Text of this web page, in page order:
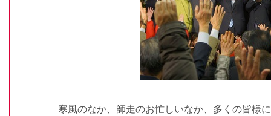
寒風のなか、師走のお忙しいなか、多くの皆様